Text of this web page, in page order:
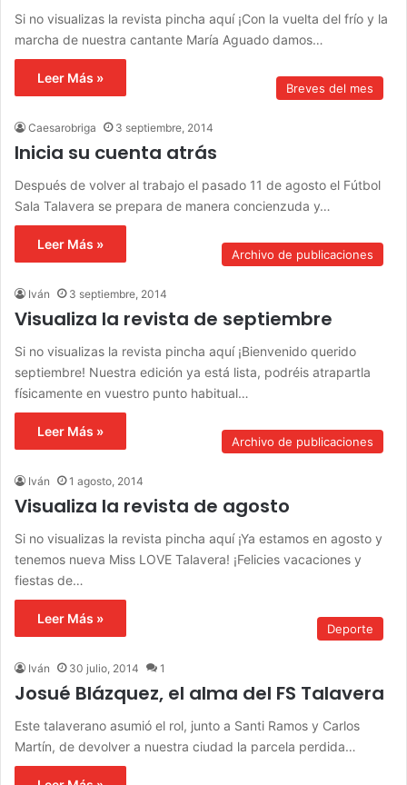
Si no visualizas la revista pincha aquí ¡Con la vuelta del frío y la
marcha de nuestra cantante María Aguado damos…
Leer Más »
Breves del mes
Caesarobriga 3 septiembre, 2014
Inicia su cuenta atrás
Después de volver al trabajo el pasado 11 de agosto el Fútbol
Sala Talavera se prepara de manera concienzuda y…
Leer Más »
Archivo de publicaciones
Iván 3 septiembre, 2014
Visualiza la revista de septiembre
Si no visualizas la revista pincha aquí ¡Bienvenido querido
septiembre! Nuestra edición ya está lista, podréis atrapartla
físicamente en vuestro punto habitual…
Leer Más »
Archivo de publicaciones
Iván 1 agosto, 2014
Visualiza la revista de agosto
Si no visualizas la revista pincha aquí ¡Ya estamos en agosto y
tenemos nueva Miss LOVE Talavera! ¡Felicies vacaciones y
fiestas de…
Leer Más »
Deporte
Iván 30 julio, 2014 1
Josué Blázquez, el alma del FS Talavera
Este talaverano asumió el rol, junto a Santi Ramos y Carlos
Martín, de devolver a nuestra ciudad la parcela perdida…